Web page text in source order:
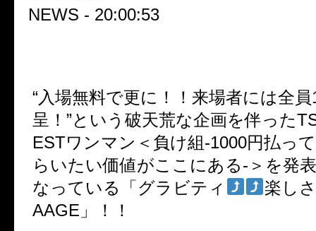
NEWS - 20:00:53
“入場無料で更に！！来場者には全
呈！”という破天荒な企画を伴った
ESTワンマン＜負け組-1000円払っ
らいたい価値がここにある-＞を発
なっている「グラビティ
楽し
AAGE」！！